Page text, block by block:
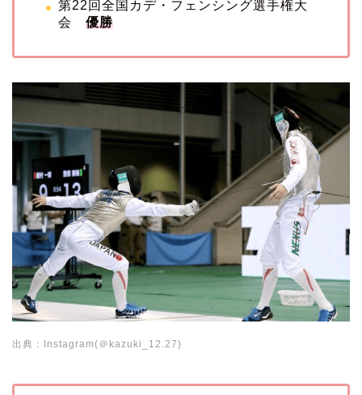
第22回全国カデ・フェンシング選手権大
会 優勝
出典：Instagram(＠kazuki_12.27)